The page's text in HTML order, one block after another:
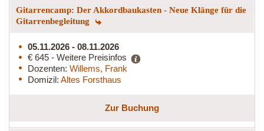
Gitarrencamp: Der Akkordbaukasten - Neue Klänge für die
Gitarrenbegleitung
05.11.2026 - 08.11.2026
€ 645 - Weitere Preisinfos
Dozenten: Willems, Frank
Domizil: Altes Forsthaus
Zur Buchung